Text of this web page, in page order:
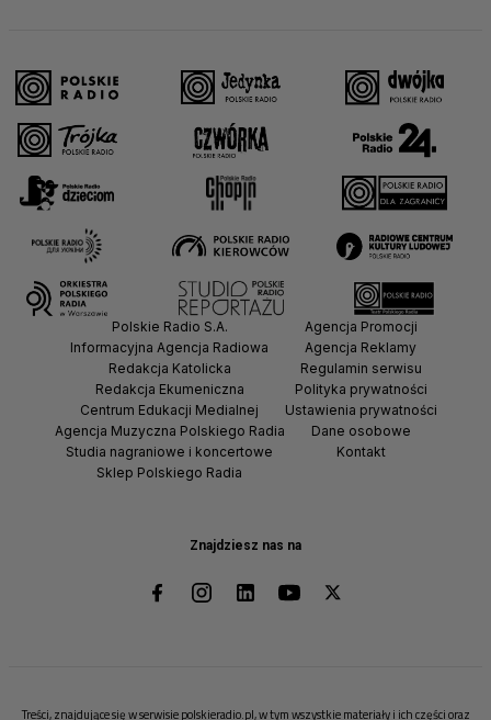
Znajdziesz nas na
Polskie Radio S.A.
Informacyjna Agencja Radiowa
Redakcja Katolicka
Redakcja Ekumeniczna
Centrum Edukacji Medialnej
Agencja Muzyczna Polskiego Radia
Studia nagraniowe i koncertowe
Sklep Polskiego Radia
Agencja Promocji
Agencja Reklamy
Regulamin serwisu
Polityka prywatności
Ustawienia prywatności
Dane osobowe
Kontakt
Treści, znajdujące się w serwisie polskieradio.pl, w tym wszystkie materiały i ich części oraz